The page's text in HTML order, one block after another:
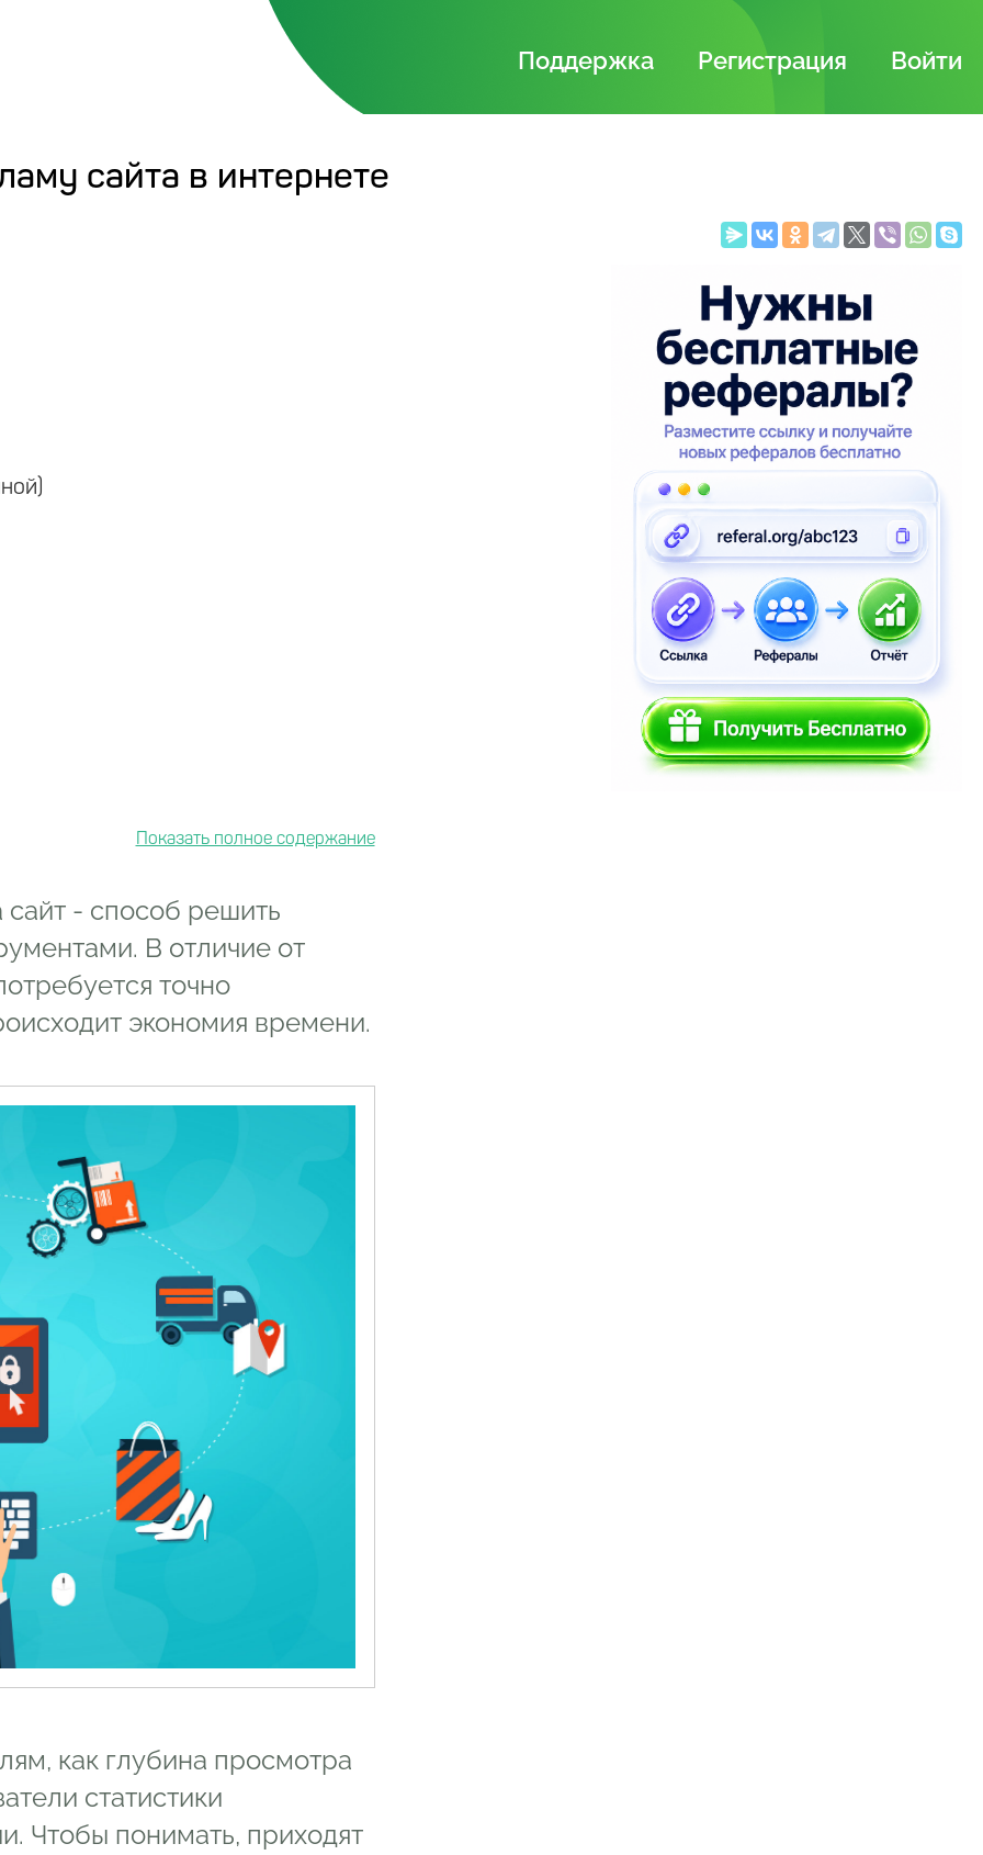
Поддержка Регистрация Войти
сайта в интернете
- способ решить
В отличие от
точно
экономия времени.
как глубина просмотра
статистики
Чтобы понимать, приходят